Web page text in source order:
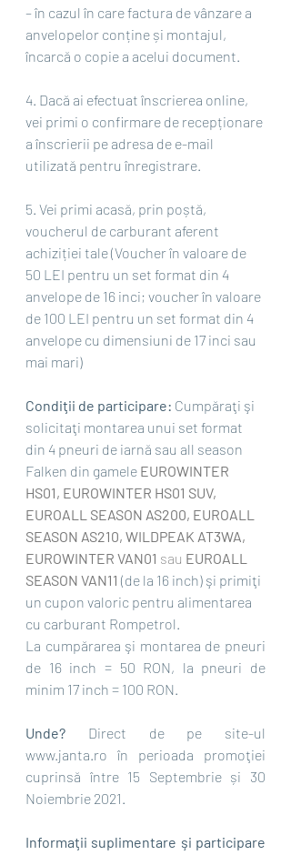
– în cazul în care factura de vânzare a
anvelopelor conține și montajul,
încarcă o copie a acelui document.
4. Dacă ai efectuat înscrierea online,
vei primi o confirmare de recepționare
a înscrierii pe adresa de e-mail
utilizată pentru înregistrare.
5. Vei primi acasă, prin poștă,
voucherul de carburant aferent
achiziției tale (Voucher în valoare de
50 LEI pentru un set format din 4
anvelope de 16 inci; voucher în valoare
de 100 LEI pentru un set format din 4
anvelope cu dimensiuni de 17 inci sau
mai mari)
Condiţii de participare: Cumpăraţi şi
solicitaţi montarea unui set format
din 4 pneuri de iarnă sau all season
Falken din gamele EUROWINTER
HS01, EUROWINTER HS01 SUV,
EUROALL SEASON AS200, EUROALL
SEASON AS210, WILDPEAK AT3WA,
EUROWINTER VAN01 sau EUROALL
SEASON VAN11 (de la 16 inch) şi primiţi
un cupon valoric pentru alimentarea
cu carburant Rompetrol.
La cumpărarea şi montarea de pneuri
de 16 inch = 50 RON, la pneuri de
minim 17 inch = 100 RON.
Unde? Direct de pe site-ul
www.janta.ro în perioada promoţiei
cuprinsă între 15 Septembrie și 30
Noiembrie 2021.
Informaţii suplimentare şi participare